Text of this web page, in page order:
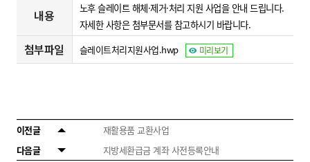
내용
노후 슬레이트 해체·제거·처리 지원 사업을 안내 드립니다.
자세한 사항은 첨부문서를 참고하시기 바랍니다.
첨부파일 슬레이트처리지원사업.hwp 미리보기
이전글
재활용품 교환사업
다음글
지방세환급금 계좌 사전등록안내